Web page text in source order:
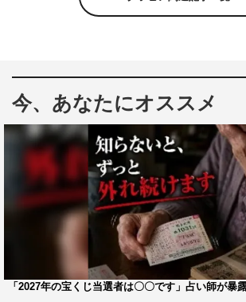
千住にあった青果市場「やっちゃ場」の
の時期にピッタリの千住ネギのブリ巻き
全国のご当地の魅力と歴史、名産品を紹
ン！お国自慢～名産飛脚便～」では、「
特集。「松山市」の有名観光スポットや
表する偉人を紹介する。また、「松山市
から伝え聞いて作られた銘菓「一六タル
「区長に聞きたい！東京ハッピーライフ
今、あなたにオススメ
「2027年の宝くじ当選者は〇〇です」占い師が暴